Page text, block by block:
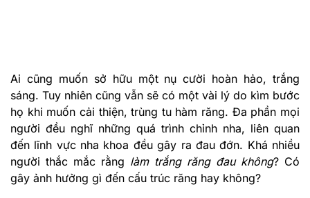
Ai cũng muốn sở hữu một nụ cười hoàn hảo, trắng
sáng. Tuy nhiên cũng vẫn sẽ có một vài lý do kìm bước
họ khi muốn cải thiện, trùng tu hàm răng. Đa phần mọi
người đều nghĩ những quá trình chỉnh nha, liên quan
đến lĩnh vực nha khoa đều gây ra đau đớn. Khá nhiều
người thắc mắc rằng làm trắng răng đau không? Có
gây ảnh hưởng gì đến cấu trúc răng hay không?